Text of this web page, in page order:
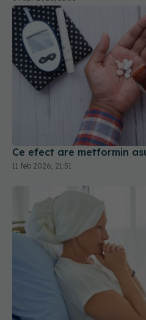
Ce efect are metformin
11 feb 2026, 21:51